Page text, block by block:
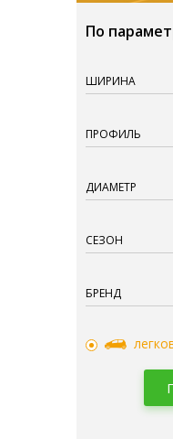
По
ШИРИНА
ПРОФИЛЬ
ДИАМЕТР
СЕЗОН
БРЕНД